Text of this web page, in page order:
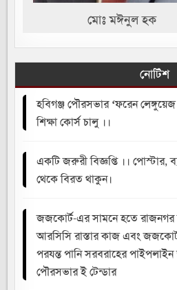
মোঃ মঈনুল হক
নোটিশ
হবিগঞ্জ পৌরসভার ‘ফরেন লেঙ্গুয়েজ
শিক্ষা কোর্স চালু ।।
একটি জরুরী বিজ্ঞপ্তি ।। পোস্টার,
থেকে বিরত থাকুন।
জজকোর্ট-এর সামনে হতে
আরসিসি রাস্তার কাজ এবং
পরযন্ত পানি সরবরাহের পাইপলাইন
পৌরসভার ই টেন্ডার